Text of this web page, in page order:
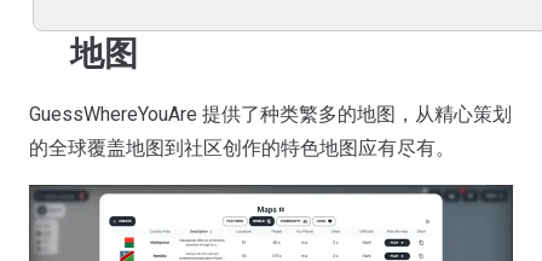
地图
GuessWhereYouAre 提供了种类繁多的地图，从精心策划
的全球覆盖地图到社区创作的特色地图应有尽有。